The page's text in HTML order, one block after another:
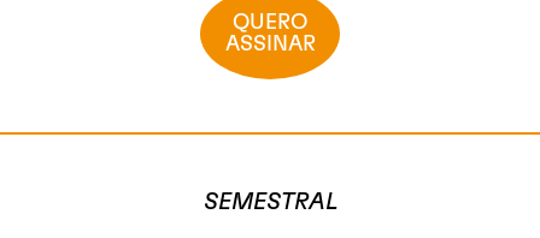
QUERO
ASSINAR
SEMESTRAL